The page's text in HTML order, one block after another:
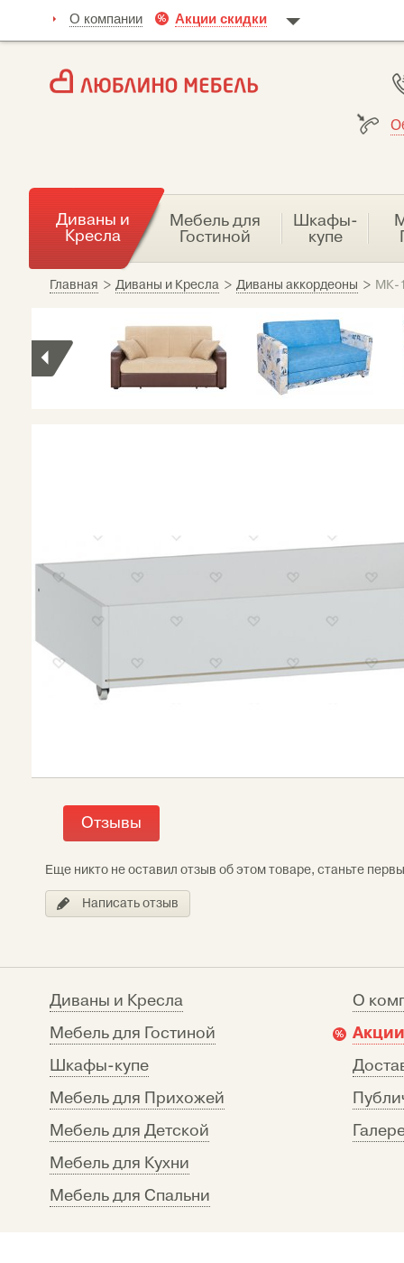
О компании Акции скидки
Диваны и
Кресла
Мебель для
Гостиной
Шкафы-
купе
Главная > Диваны и Кресла > Диваны аккордеоны > МК-
Отзывы
Еще никто не оставил отзыв об этом товаре, станьте
Написать отзыв
Диваны и Кресла
Мебель для Гостиной
Шкафы-купе
Мебель для Прихожей
Мебель для Детской
Мебель для Кухни
Мебель для Спальни
О